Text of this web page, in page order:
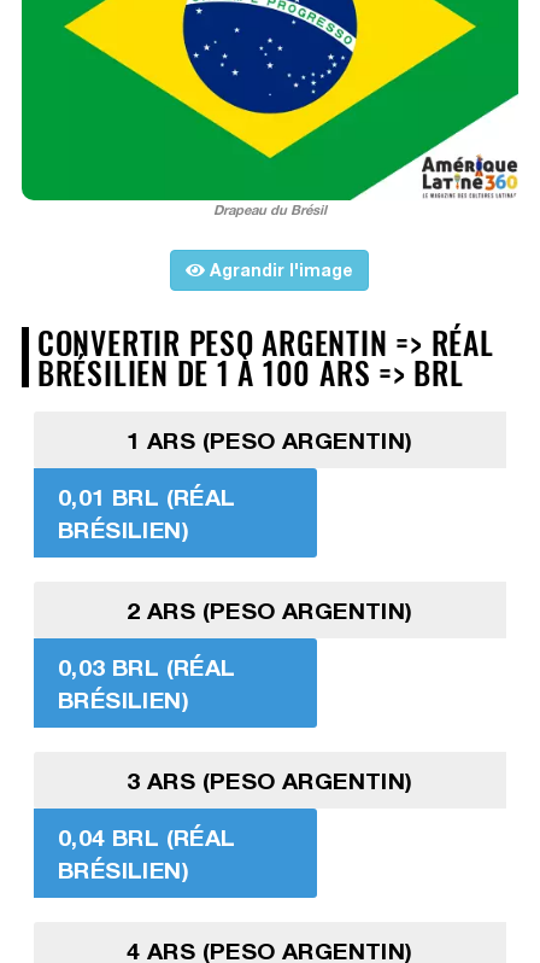
Drapeau du Brésil
Agrandir l'image
CONVERTIR PESO ARGENTIN => RÉAL
BRÉSILIEN DE 1 À 100 ARS => BRL
1 ARS (PESO ARGENTIN)
0,01 BRL (RÉAL
BRÉSILIEN)
2 ARS (PESO ARGENTIN)
0,03 BRL (RÉAL
BRÉSILIEN)
3 ARS (PESO ARGENTIN)
0,04 BRL (RÉAL
BRÉSILIEN)
4 ARS (PESO ARGENTIN)